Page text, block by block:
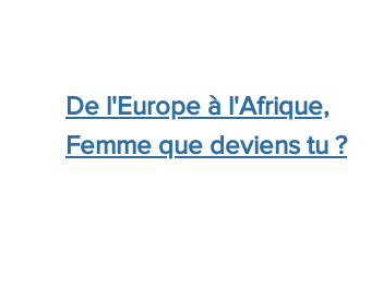
De l'Europe à l'Afrique,
Femme que deviens tu ?